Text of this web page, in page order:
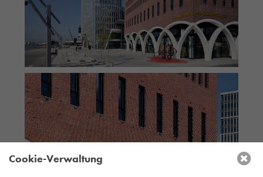
Cookie-Verwaltung